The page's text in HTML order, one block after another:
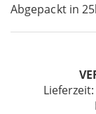
Abgepackt in